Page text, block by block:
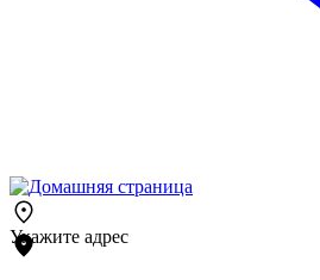
Укажите адрес